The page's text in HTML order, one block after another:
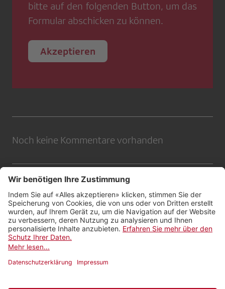
bitte auf den folgenden Button, um das
Formular abschicken zu können.
Akzeptieren
Noch keine Kommentare vorhanden
Kontakt
Impressum
Rechtliches
Nutzungsbedingungen